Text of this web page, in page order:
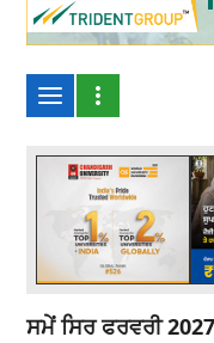
ਸਮੇਂ ਸਿਰ ਫਰਵਰੀ